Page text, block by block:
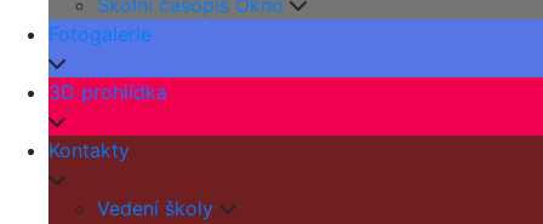
Školní časopis Okno
Fotogalerie
3D prohlídka
Kontakty
Vedení školy